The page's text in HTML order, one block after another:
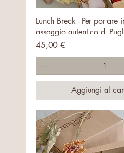
Vista rapida
Lunch Break - Per portare
assaggio autentico di
Prezzo
45,00 €
Aggiungi al